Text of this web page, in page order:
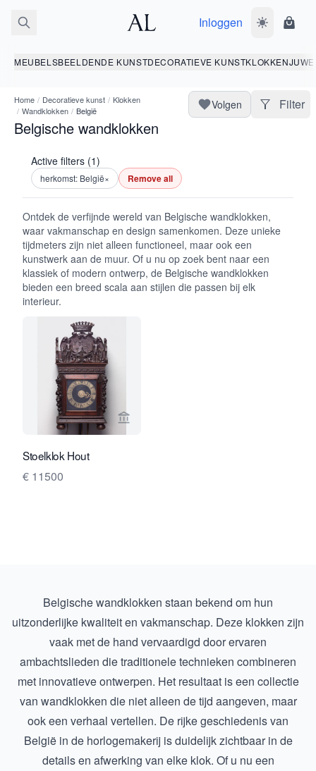
Inloggen Wissel
MEUBELSBEELDENDE KUNSTDECORATIEVE KUNSTKLOKKEN
Home / Decoratieve kunst / Klokken
/ Wandklokken / België
Belgische wandklokken
Volgen Filter
Active filters (1)
herkomst: België× Remove all
Ontdek de verfijnde wereld van Belgische wandklokken,
waar vakmanschap en design samenkomen. Deze unieke
tijdmeters zijn niet alleen functioneel, maar ook een
kunstwerk aan de muur. Of u nu op zoek bent naar een
klassiek of modern ontwerp, de Belgische wandklokken
bieden een breed scala aan stijlen die passen bij elk
interieur.
Bekijk verkoperspagina van
Stoelklok Hout
€ 11500
Belgische wandklokken staan bekend om hun
uitzonderlijke kwaliteit en vakmanschap. Deze klokken zijn
vaak met de hand vervaardigd door ervaren
ambachtslieden die traditionele technieken combineren
met innovatieve ontwerpen. Het resultaat is een collectie
van wandklokken die niet alleen de tijd aangeven, maar
ook een verhaal vertellen. De rijke geschiedenis van
België in de horlogemakerij is duidelijk zichtbaar in de
details en afwerking van elke klok. Of u nu een